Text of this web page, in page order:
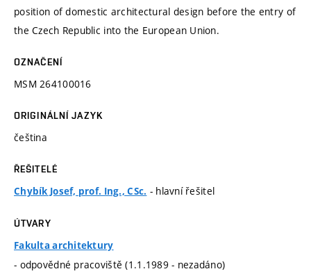
position of domestic architectural design before the entry of
the Czech Republic into the European Union.
OZNAČENÍ
MSM 264100016
ORIGINÁLNÍ JAZYK
čeština
ŘEŠITELÉ
Chybík Josef, prof. Ing., CSc. - hlavní řešitel
ÚTVARY
Fakulta architektury
- odpovědné pracoviště (1.1.1989 - nezadáno)